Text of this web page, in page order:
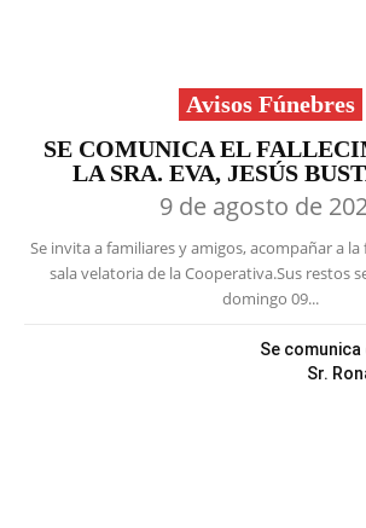
Avisos Fúnebres
SE COMUNICA EL
LA SRA. EVA, JESÚS
9 de agosto de
Se invita a familiares y amigos, acompañar a
sala velatoria de la Cooperativa.Sus restos
domingo 09...
Se
Sr.